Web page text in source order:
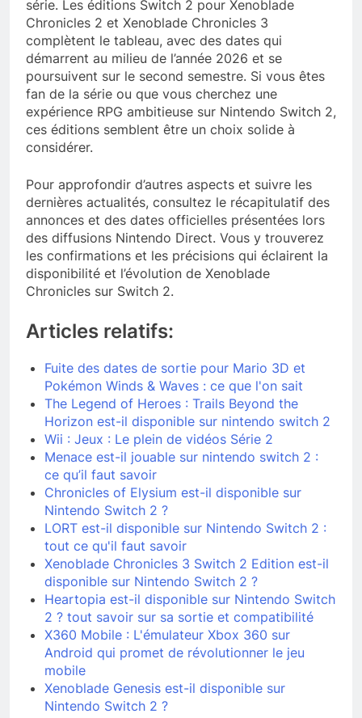
série. Les éditions Switch 2 pour Xenoblade
Chronicles 2 et Xenoblade Chronicles 3
complètent le tableau, avec des dates qui
démarrent au milieu de l’année 2026 et se
poursuivent sur le second semestre. Si vous êtes
fan de la série ou que vous cherchez une
expérience RPG ambitieuse sur Nintendo Switch 2,
ces éditions semblent être un choix solide à
considérer.
Pour approfondir d’autres aspects et suivre les
dernières actualités, consultez le récapitulatif des
annonces et des dates officielles présentées lors
des diffusions Nintendo Direct. Vous y trouverez
les confirmations et les précisions qui éclairent la
disponibilité et l’évolution de Xenoblade
Chronicles sur Switch 2.
Articles relatifs:
Fuite des dates de sortie pour Mario 3D et
Pokémon Winds & Waves : ce que l'on sait
The Legend of Heroes : Trails Beyond the
Horizon est-il disponible sur nintendo switch 2
Wii : Jeux : Le plein de vidéos Série 2
Menace est-il jouable sur nintendo switch 2 :
ce qu’il faut savoir
Chronicles of Elysium est-il disponible sur
Nintendo Switch 2 ?
LORT est-il disponible sur Nintendo Switch 2 :
tout ce qu'il faut savoir
Xenoblade Chronicles 3 Switch 2 Edition est-il
disponible sur Nintendo Switch 2 ?
Heartopia est-il disponible sur Nintendo Switch
2 ? tout savoir sur sa sortie et compatibilité
X360 Mobile : L'émulateur Xbox 360 sur
Android qui promet de révolutionner le jeu
mobile
Xenoblade Genesis est-il disponible sur
Nintendo Switch 2 ?